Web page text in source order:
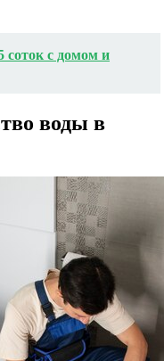
соток с домом и
воды в